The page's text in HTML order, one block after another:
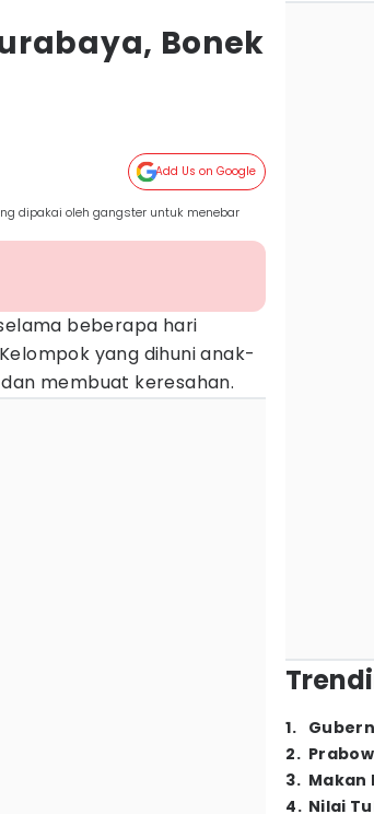
Bonek
Add Us on Google
dipakai oleh gangster untuk menebar
beberapa hari
yang dihuni anak-
membuat keresahan.
1.
2.
3. Makan
4. Nilai